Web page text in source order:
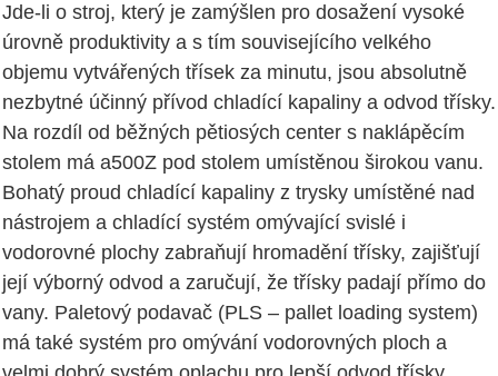
Jde-li o stroj, který je zamýšlen pro dosažení vysoké
úrovně produktivity a s tím souvisejícího velkého
objemu vytvářených třísek za minutu, jsou absolutně
nezbytné účinný přívod chladící kapaliny a odvod třísky.
Na rozdíl od běžných pětiosých center s naklápěcím
stolem má a500Z pod stolem umístěnou širokou vanu.
Bohatý proud chladící kapaliny z trysky umístěné nad
nástrojem a chladící systém omývající svislé i
vodorovné plochy zabraňují hromadění třísky, zajišťují
její výborný odvod a zaručují, že třísky padají přímo do
vany. Paletový podavač (PLS – pallet loading system)
má také systém pro omývání vodorovných ploch a